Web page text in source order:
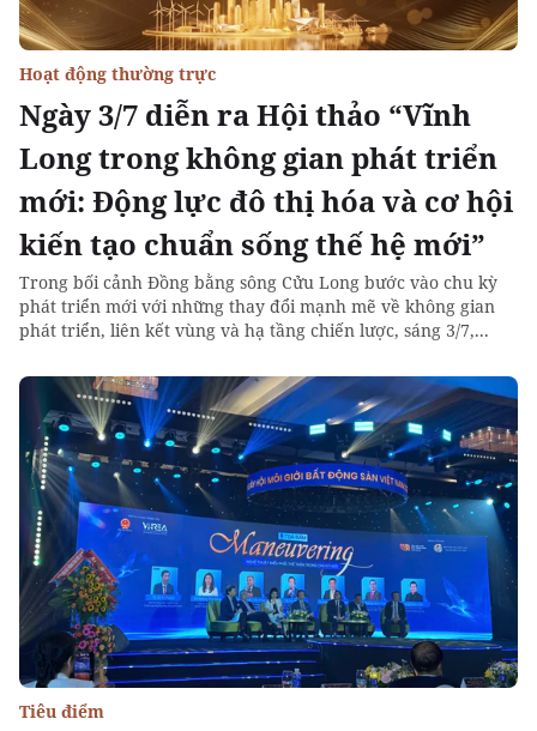
Ngày 3/7 diễn ra Hội thảo “Vĩnh
Long trong không gian phát triển
mới: Động lực đô thị hóa và cơ hội
kiến tạo chuẩn sống thế hệ mới”
Hoạt động thường trực
Trong bối cảnh Đồng bằng sông Cửu Long bước vào chu kỳ
phát triển mới với những thay đổi mạnh mẽ về không gian
phát triển, liên kết vùng và hạ tầng chiến lược, sáng 3/7,...
Tiêu điểm